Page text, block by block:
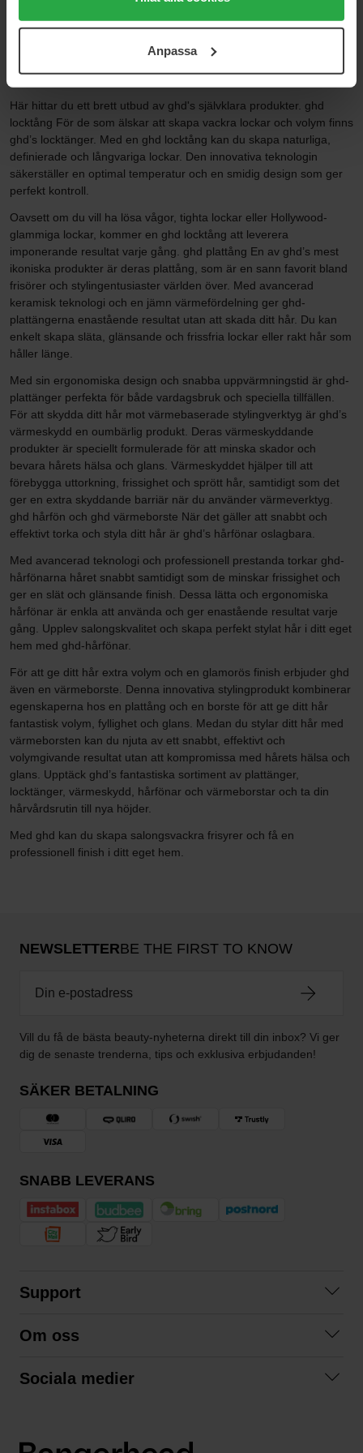
användningen av cookies. Du kan när som helst återkalla
samt vår Integritetspolicy.Anpassa
entreprenörer och har sedan det grundades fått en kultstatus och
blivit ett självklart val när det kommer till stylingverktyg hos
hårstylister och privatpersoner. Letar du efter en ghd locktång, en
ghd plattång, en ghd hårfön eller ghd's vårdande värmeskydd?
Här hittar du ett brett utbud av ghd's självklara produkter. ghd
locktång För de som älskar att skapa vackra lockar och volym finns
ghd’s locktänger. Med en ghd locktång kan du skapa naturliga,
definierade och långvariga lockar. Den innovativa teknologin
säkerställer en optimal temperatur och en smidig design som ger
perfekt kontroll.
Oavsett om du vill ha lösa vågor, tighta lockar eller Hollywood-
glammiga lockar, kommer en ghd locktång att leverera
imponerande resultat varje gång. ghd plattång En av ghd’s mest
ikoniska produkter är deras plattång, som är en sann favorit bland
frisörer och stylingentusiaster världen över. Med avancerad
keramisk teknologi och en jämn värmefördelning ger ghd-
plattängerna enastående resultat utan att skada ditt hår. Du kan
enkelt skapa släta, glänsande och frissfria lockar eller rakt hår som
håller länge.
Med sin ergonomiska design och snabba uppvärmningstid är ghd-
plattänger perfekta för både vardagsbruk och speciella tillfällen.
För att skydda ditt hår mot värmebaserade stylingverktyg är ghd’s
värmeskydd en oumbärlig produkt. Deras värmeskyddande
produkter är speciellt formulerade för att minska skador och
bevara hårets hälsa och glans. Värmeskyddet hjälper till att
förebygga uttorkning, frissighet och sprött hår, samtidigt som det
ger en extra skyddande barriär när du använder värmeverktyg.
ghd hårfön och ghd värmeborste När det gäller att snabbt och
effektivt torka och styla ditt hår är ghd’s hårfönar oslagbara.
Med avancerad teknologi och professionell prestanda torkar ghd-
hårfönarna håret snabbt samtidigt som de minskar frissighet och
ger en slät och glänsande finish. Dessa lätta och ergonomiska
hårfönar är enkla att använda och ger enastående resultat varje
gång. Upplev salongskvalitet och skapa perfekt stylat hår i ditt eget
hem med ghd-hårfönar.
För att ge ditt hår extra volym och en glamorös finish erbjuder ghd
även en värmeborste. Denna innovativa stylingprodukt kombinerar
egenskaperna hos en plattång och en borste för att ge ditt hår
fantastisk volym, fyllighet och glans. Medan du stylar ditt hår med
värmeborsten kan du njuta av ett snabbt, effektivt och
volymgivande resultat utan att kompromissa med hårets hälsa och
glans. Upptäck ghd’s fantastiska sortiment av plattänger,
locktänger, värmeskydd, hårfönar och värmeborstar och ta din
hårvårdsrutin till nya höjder.
Med ghd kan du skapa salongsvackra frisyrer och få en
professionell finish i ditt eget hem.
NEWSLETTERBE THE FIRST TO KNOW
Vill du få de bästa beauty-nyheterna direkt till din inbox? Vi ger
dig de senaste trenderna, tips och exklusiva erbjudanden!
SÄKER BETALNING
SNABB LEVERANS
Support
Köpvillkor
Om oss
Sociala medier